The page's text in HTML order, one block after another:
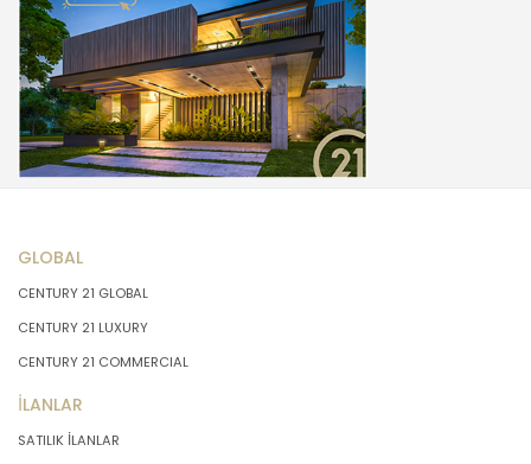
GLOBAL
CENTURY 21 GLOBAL
CENTURY 21 LUXURY
CENTURY 21 COMMERCIAL
İLANLAR
SATILIK İLANLAR